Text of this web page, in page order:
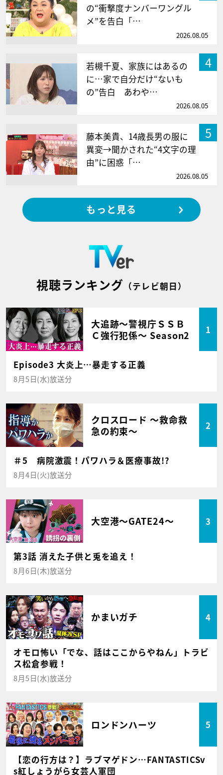
の“衝撃度ナンバーワングル
メ”を告白「…
2026.08.05
4
若槻千夏、家族にはあるの
に…家で自分だけ“ないも
の”告白 あわや…
2026.08.05
5
藤本美貴、14歳長男の服に
異変→聞かされた“4文字の理
由”に困惑「…
2026.08.05
もっと見る
視聴ランキング （テレビ朝日）
大追跡～警視庁ＳＳＢ
Ｃ強行犯係～ Season2
1
Episode3 大炎上…暴走する正義
8月5日(水)放送分
クロスロード ～救命救
急の約束～
2
＃5 病院激震！パワハラ＆医療事故!?
8月4日(火)放送分
大空港～GATE24～ 3
第3話 消えた子供と兎を追え！
8月6日(木)放送分
かまいガチ 4
オモロ怖い「でな、話はここからやねん」トラビ
ス松倉参戦！
8月5日(水)放送分
ロンドンハーツ 5
【恋の行方は？】ラブマゲドン…FANTASTICSv
s紅しょうがら女芸人軍団